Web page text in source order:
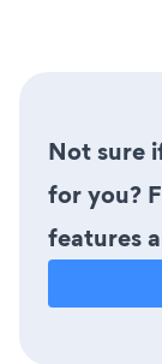
Not sure
for you?
features